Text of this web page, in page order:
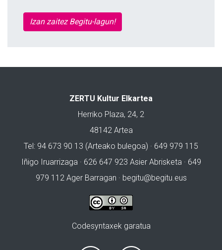
Izan zaitez Begitu-lagun!
ZERTU Kultur Elkartea
Herriko Plaza, 24, 2
48142 Artea
Tel: 94 673 90 13 (Arteako bulegoa) · 649 979 115
Iñigo Iruarrizaga · 626 647 923 Asier Abrisketa · 649
979 112 Ager Barragan · begitu@begitu.eus
Codesyntaxek garatua